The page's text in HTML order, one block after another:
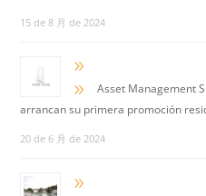
15 de 8 月 de 2024
9
9
Asset Management
arrancan su primera promoción
20 de 6 月 de 2024
9